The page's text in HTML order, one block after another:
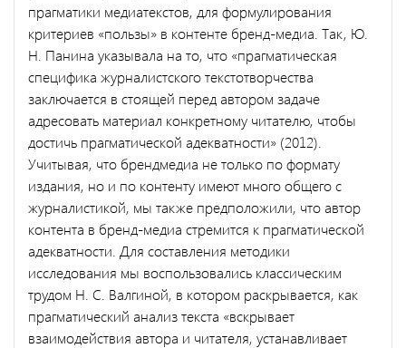
прагматики медиатекстов, для формулирования
критериев «пользы» в контенте бренд-медиа. Так, Ю.
Н. Панина указывала на то, что «прагматическая
специфика журналистского текстотворчества
заключается в стоящей перед автором задаче
адресовать материал конкретному читателю, чтобы
достичь прагматической адекватности» (2012).
Учитывая, что брендмедиа не только по формату
издания, но и по контенту имеют много общего с
журналистикой, мы также предположили, что автор
контента в бренд-медиа стремится к прагматической
адекватности. Для составления методики
исследования мы воспользовались классическим
трудом Н. С. Валгиной, в котором раскрывается, как
прагматический анализ текста «вскрывает
взаимодействия автора и читателя, устанавливает